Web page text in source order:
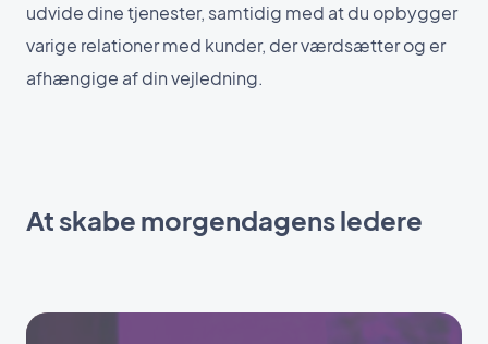
udvide dine tjenester, samtidig med at du opbygger
varige relationer med kunder, der værdsætter og er
afhængige af din vejledning.
At skabe morgendagens ledere